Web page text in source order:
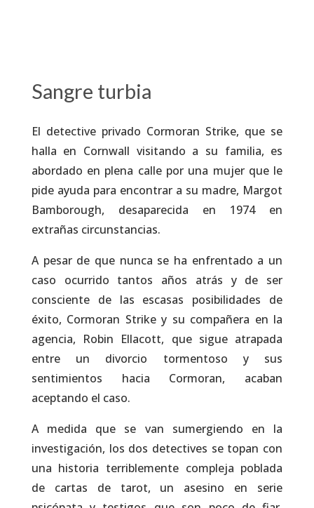
Sangre turbia
El detective privado Cormoran Strike, que se
halla en Cornwall visitando a su familia, es
abordado en plena calle por una mujer que le
pide ayuda para encontrar a su madre, Margot
Bamborough, desaparecida en 1974 en
extrañas circunstancias.
A pesar de que nunca se ha enfrentado a un
caso ocurrido tantos años atrás y de ser
consciente de las escasas posibilidades de
éxito, Cormoran Strike y su compañera en la
agencia, Robin Ellacott, que sigue atrapada
entre un divorcio tormentoso y sus
sentimientos hacia Cormoran, acaban
aceptando el caso.
A medida que se van sumergiendo en la
investigación, los dos detectives se topan con
una historia terriblemente compleja poblada
de cartas de tarot, un asesino en serie